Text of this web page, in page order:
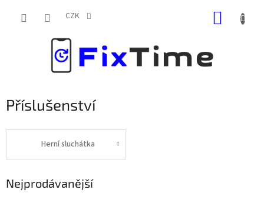
CZK
Příslušenství
Herní sluchátka
Nejprodávanější